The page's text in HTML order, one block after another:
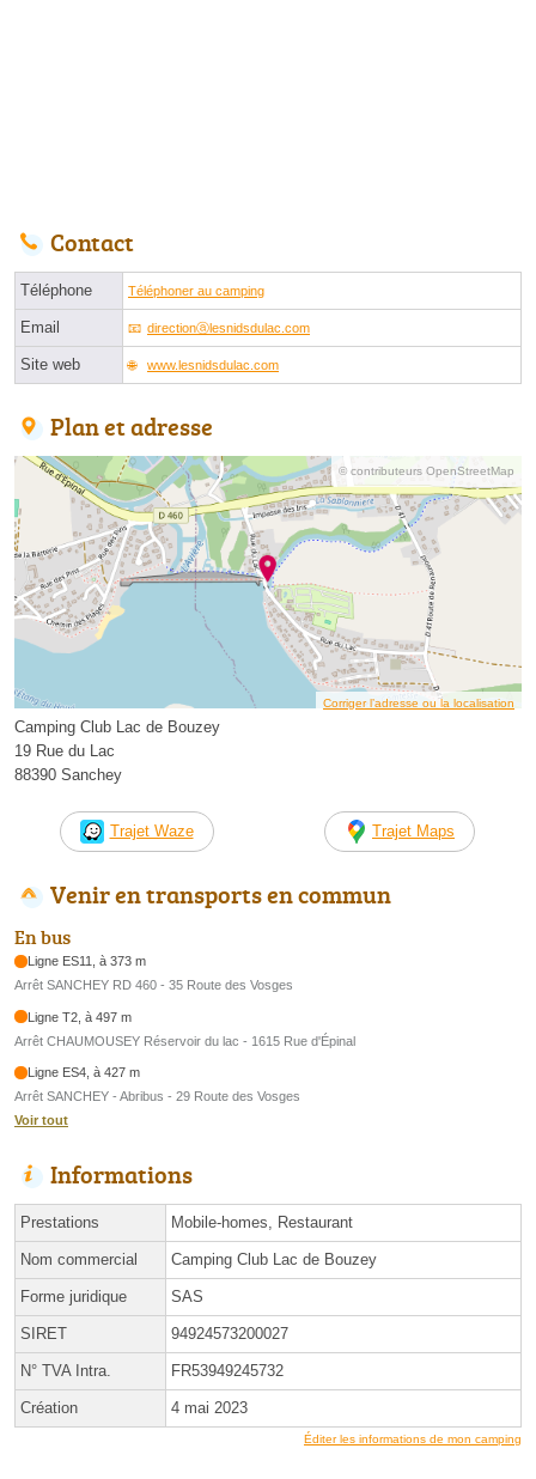
Contact
Téléphone Téléphoner au camping
Email directionⓐlesnidsdulac.com
Site web www.lesnidsdulac.com
Plan et adresse
© contributeurs OpenStreetMap
Corriger l’adresse ou la localisation
Camping Club Lac de Bouzey
19 Rue du Lac
88390 Sanchey
Trajet Waze Trajet Maps
Venir en transports en commun
En bus
Ligne ES11, à 373 m
Arrêt SANCHEY RD 460 - 35 Route des Vosges
Ligne T2, à 497 m
Arrêt CHAUMOUSEY Réservoir du lac - 1615 Rue d'Épinal
Ligne ES4, à 427 m
Arrêt SANCHEY - Abribus - 29 Route des Vosges
Voir tout
Informations
Prestations Mobile-homes, Restaurant
Nom commercial Camping Club Lac de Bouzey
Forme juridique SAS
SIRET 94924573200027
N° TVA Intra. FR53949245732
Création 4 mai 2023
Éditer les informations de mon camping